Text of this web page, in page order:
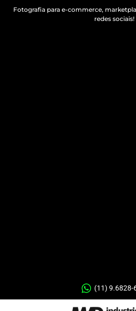
Fotografia para e-commerce,
redes sociais!
(11) 9.6828-